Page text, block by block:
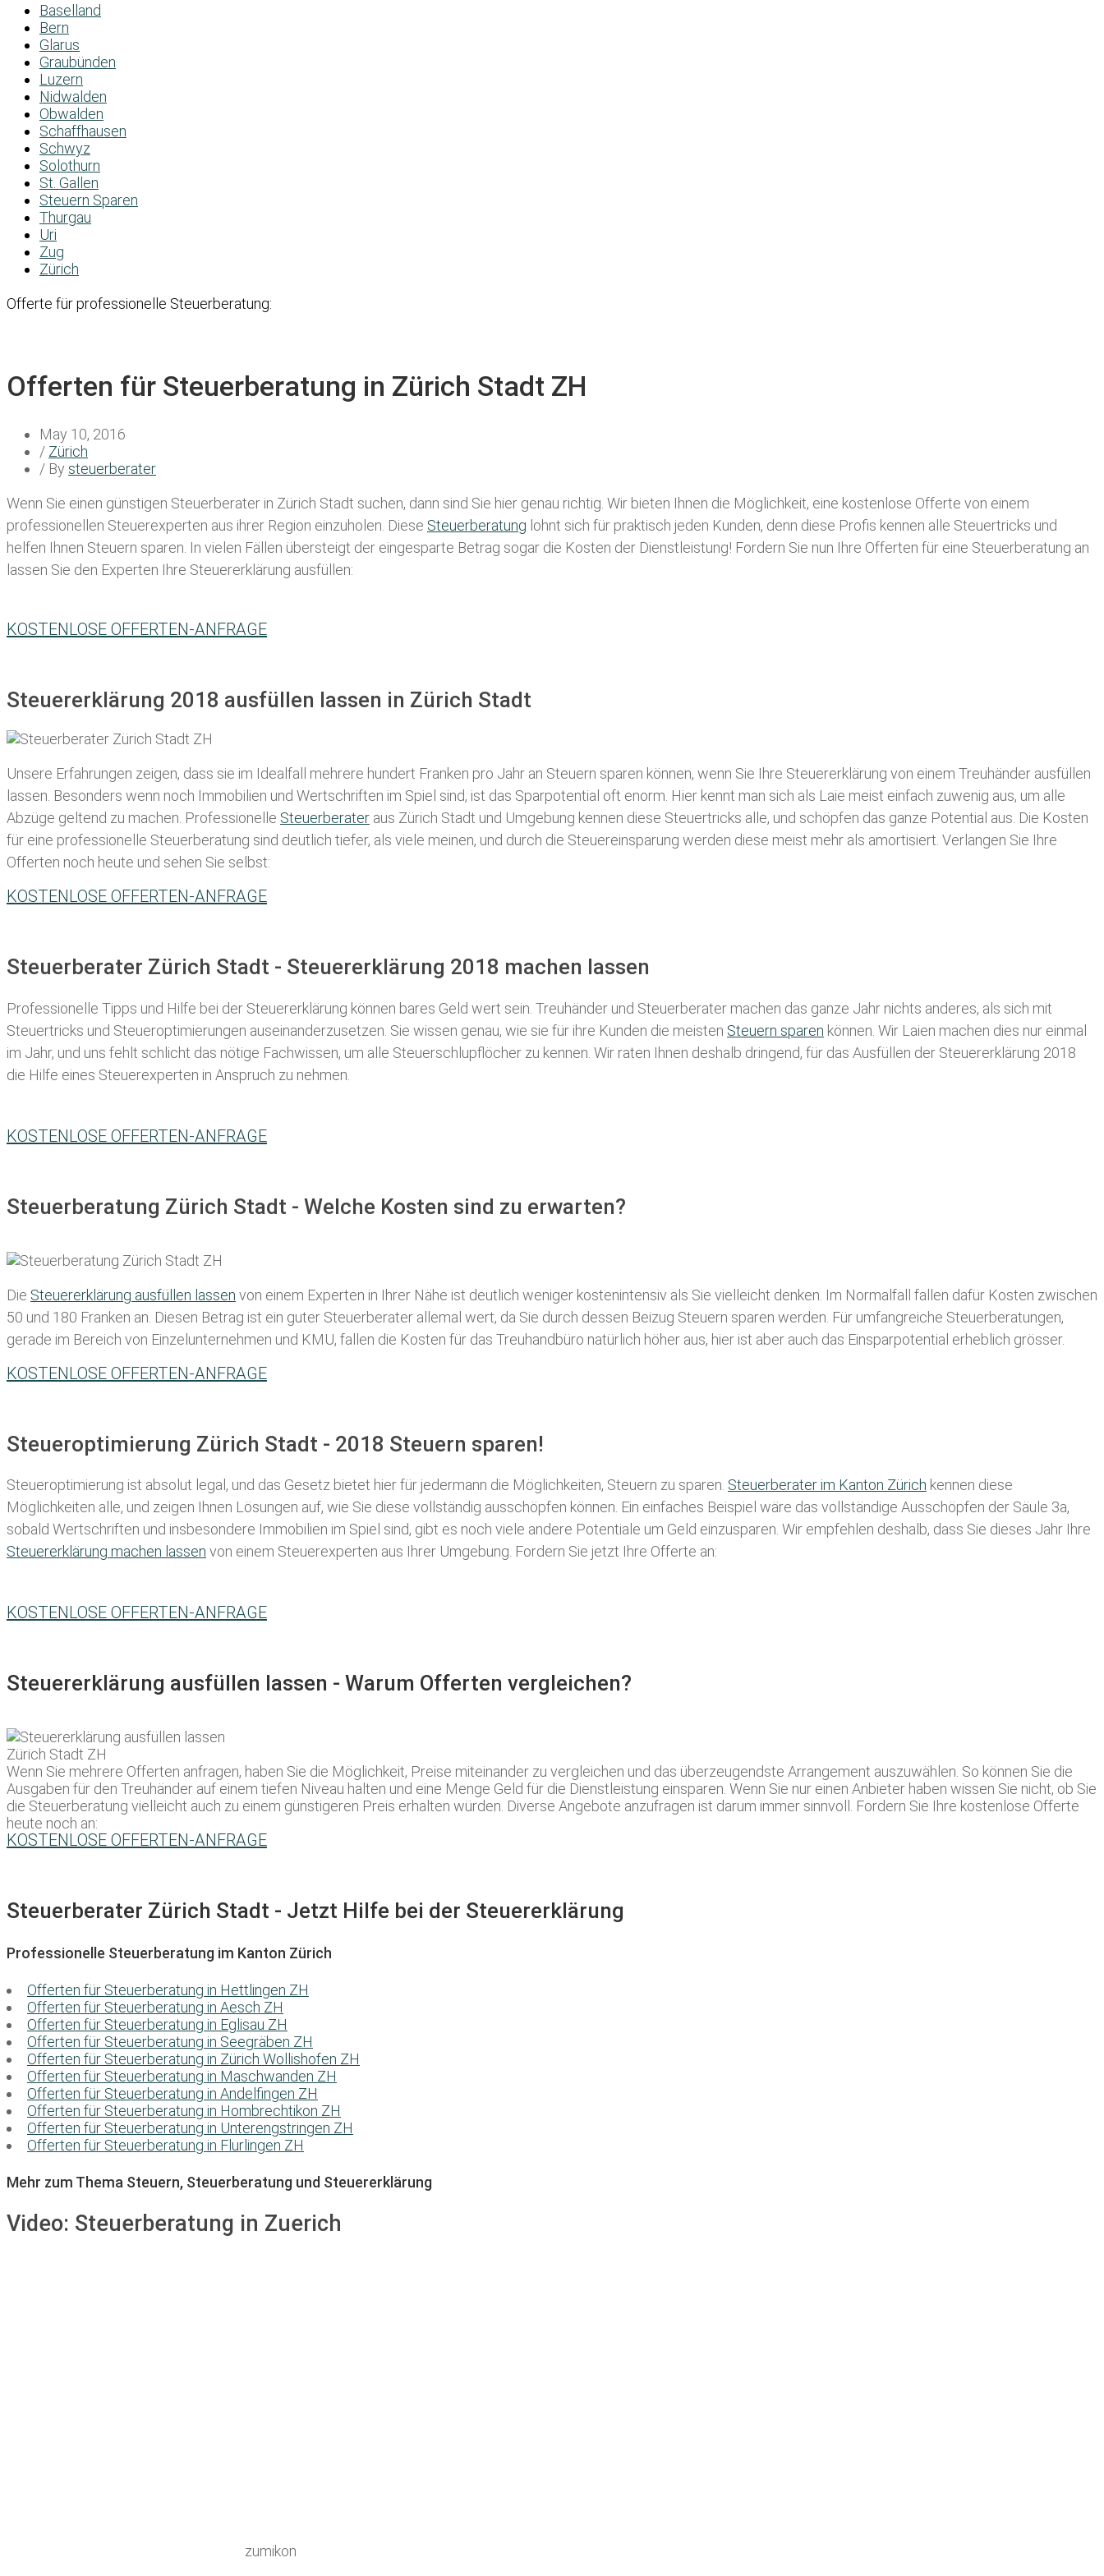
Baselland
Bern
Glarus
Graubünden
Luzern
Nidwalden
Obwalden
Schaffhausen
Schwyz
Solothurn
St. Gallen
Steuern Sparen
Thurgau
Uri
Zug
Zürich
Offerte für professionelle Steuerberatung:
Offerten für Steuerberatung in Zürich Stadt ZH
May 10, 2016
/ Zürich
/ By steuerberater
Wenn Sie einen günstigen Steuerberater in Zürich Stadt suchen, dann sind Sie hier genau richtig. Wir bieten Ihnen die Möglichkeit, eine kostenlose Offerte von einem
professionellen Steuerexperten aus ihrer Region einzuholen. Diese Steuerberatung lohnt sich für praktisch jeden Kunden, denn diese Profis kennen alle Steuertricks und
helfen Ihnen Steuern sparen. In vielen Fällen übersteigt der eingesparte Betrag sogar die Kosten der Dienstleistung! Fordern Sie nun Ihre Offerten für eine Steuerberatung an
lassen Sie den Experten Ihre Steuererklärung ausfüllen:
KOSTENLOSE OFFERTEN-ANFRAGE
Steuererklärung 2018 ausfüllen lassen in Zürich Stadt
Unsere Erfahrungen zeigen, dass sie im Idealfall mehrere hundert Franken pro Jahr an Steuern sparen können, wenn Sie Ihre Steuererklärung von einem Treuhänder ausfüllen
lassen . Besonders wenn noch Immobilien und Wertschriften im Spiel sind, ist das Sparpotential oft enorm. Hier kennt man sich als Laie meist einfach zuwenig aus, um alle
Abzüge geltend zu machen. Professionelle Steuerberater aus Zürich Stadt und Umgebung kennen diese Steuertricks alle, und schöpfen das ganze Potential aus. Die Kosten
für eine professionelle Steuerberatung sind deutlich tiefer, als viele meinen, und durch die Steuereinsparung werden diese meist mehr als amortisiert. Verlangen Sie Ihre
Offerten noch heute und sehen Sie selbst:
KOSTENLOSE OFFERTEN-ANFRAGE
Steuerberater Zürich Stadt - Steuererklärung 2018 machen lassen
Professionelle Tipps und Hilfe bei der Steuererklärung können bares Geld wert sein. Treuhänder und Steuerberater machen das ganze Jahr nichts anderes, als sich mit
Steuertricks und Steueroptimierungen auseinanderzusetzen. Sie wissen genau, wie sie für ihre Kunden die meisten Steuern sparen können. Wir Laien machen dies nur einmal
im Jahr, und uns fehlt schlicht das nötige Fachwissen, um alle Steuerschlupflöcher zu kennen. Wir raten Ihnen deshalb dringend, für das Ausfüllen der Steuererklärung 2018
die Hilfe eines Steuerexperten in Anspruch zu nehmen.
KOSTENLOSE OFFERTEN-ANFRAGE
Steuerberatung Zürich Stadt - Welche Kosten sind zu erwarten?
Die Steuererklärung ausfüllen lassen von einem Experten in Ihrer Nähe ist deutlich weniger kostenintensiv als Sie vielleicht denken. Im Normalfall fallen dafür Kosten zwischen
50 und 180 Franken an. Diesen Betrag ist ein guter Steuerberater allemal wert, da Sie durch dessen Beizug Steuern sparen werden. Für umfangreiche Steuerberatungen,
gerade im Bereich von Einzelunternehmen und KMU, fallen die Kosten für das Treuhandbüro natürlich höher aus, hier ist aber auch das Einsparpotential erheblich grösser.
KOSTENLOSE OFFERTEN-ANFRAGE
Steueroptimierung Zürich Stadt - 2018 Steuern sparen!
Steueroptimierung ist absolut legal, und das Gesetz bietet hier für jedermann die Möglichkeiten, Steuern zu sparen. Steuerberater im K anton Zürich kennen diese
Möglichkeiten alle, und zeigen Ihnen Lösungen auf, wie Sie diese vollständig ausschöpfen können. Ein einfaches Beispiel wäre das vollständige Ausschöpfen der Säule 3a,
sobald Wertschriften und insbesondere Immobilien im Spiel sind, gibt es noch viele andere Potentiale um Geld einzusparen. Wir empfehlen deshalb, dass Sie dieses Jahr Ihre
Steuererklärung machen lassen von einem Steuerexperten aus Ihrer Umgebung. Fordern Sie jetzt Ihre Offerte an:
KOSTENLOSE OFFERTEN-ANFRAGE
Steuererklärung ausfüllen lassen - Warum Offerten vergleichen?
Wenn Sie mehrere Offerten anfragen, haben Sie die Möglichkeit, Preise miteinander zu vergleichen und das überzeugendste Arrangement auszuwählen. So können Sie die
Ausgaben für den Treuhänder auf einem tiefen Niveau halten und eine Menge Geld für die Dienstleistung einsparen. Wenn Sie nur einen Anbieter haben wissen Sie nicht, ob Sie
die Steuerberatung vielleicht auch zu einem günstigeren Preis erhalten würden. Diverse Angebote anzufragen ist darum immer sinnvoll. Fordern Sie Ihre kostenlose Offerte
heute noch an:
KOSTENLOSE OFFERTEN-ANFRAGE
Steuerberater Zürich Stadt - Jetzt Hilfe bei der Steuererklärung
Professionelle Steuerberatung im Kanton Zürich
Offerten für Steuerberatung in Hettlingen ZH
Offerten für Steuerberatung in Aesch ZH
Offerten für Steuerberatung in Eglisau ZH
Offerten für Steuerberatung in Seegräben ZH
Offerten für Steuerberatung in Zürich Wollishofen ZH
Offerten für Steuerberatung in Maschwanden ZH
Offerten für Steuerberatung in Andelfingen ZH
Offerten für Steuerberatung in Hombrechtikon ZH
Offerten für Steuerberatung in Unterengstringen ZH
Offerten für Steuerberatung in Flurlingen ZH
Mehr zum Thema Steuern, Steuerberatung und Steuererklärung
Video: Steuerberatung in Zuerich
zumikon